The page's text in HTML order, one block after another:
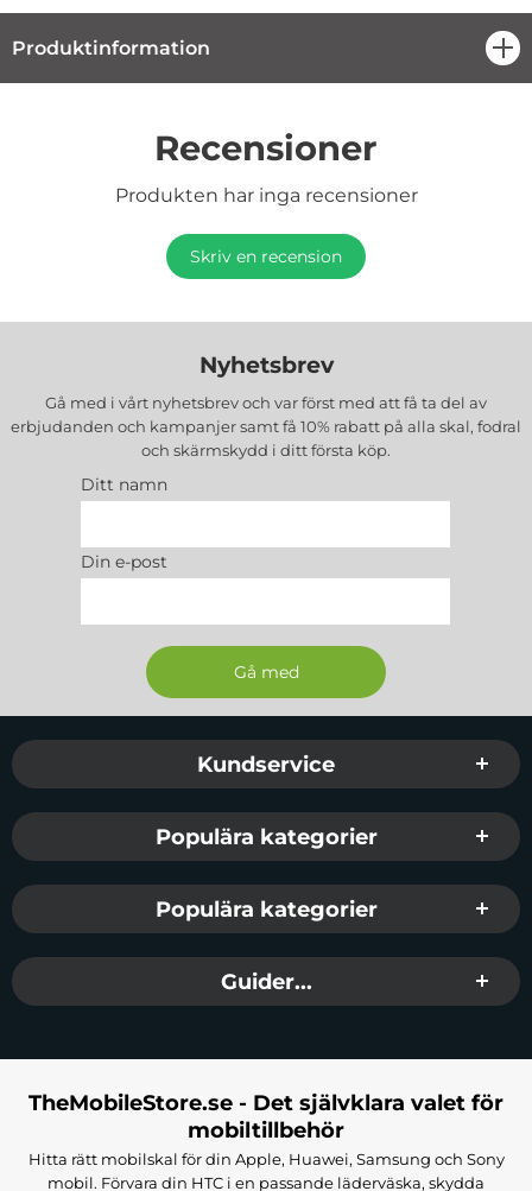
Produktinformation
Recensioner
Produkten har inga recensioner
Skriv en recension
Nyhetsbrev
Gå med i vårt nyhetsbrev och var först med att få ta del av
erbjudanden och kampanjer samt få 10% rabatt på alla skal, fodral
och skärmskydd i ditt första köp.
Ditt namn
Din e-post
Sidfot Blandad info och länkar
Kundservice
Populära kategorier
Populära kategorier
Guider...
TheMobileStore.se - Det självklara valet för
mobiltillbehör
Hitta rätt mobilskal för din Apple, Huawei, Samsung och Sony
mobil. Förvara din HTC i en passande läderväska, skydda